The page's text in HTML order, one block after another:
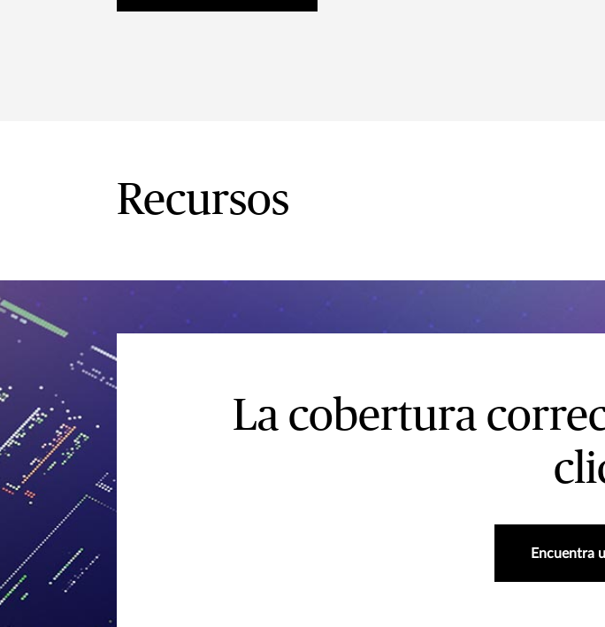
Recursos
La cobertura
Encuentra